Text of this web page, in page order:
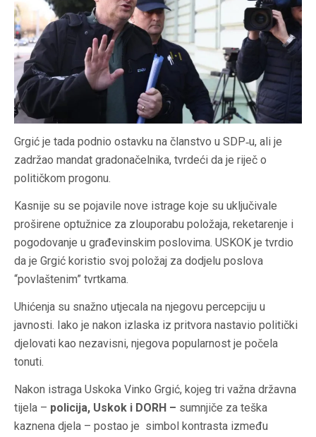
Grgić je tada podnio ostavku na članstvo u SDP‐u, ali je
zadržao mandat gradonačelnika, tvrdeći da je riječ o
političkom progonu.
Kasnije su se pojavile nove istrage koje su uključivale
proširene optužnice za zlouporabu položaja, reketarenje i
pogodovanje u građevinskim poslovima. USKOK je tvrdio
da je Grgić koristio svoj položaj za dodjelu poslova
“povlaštenim” tvrtkama.
Uhićenja su snažno utjecala na njegovu percepciju u
javnosti. Iako je nakon izlaska iz pritvora nastavio politički
djelovati kao nezavisni, njegova popularnost je počela
tonuti.
Nakon istraga Uskoka Vinko Grgić, kojeg tri važna državna
tijela – policija, Uskok i DORH – sumnjiče za teška
kaznena djela – postao je simbol kontrasta između